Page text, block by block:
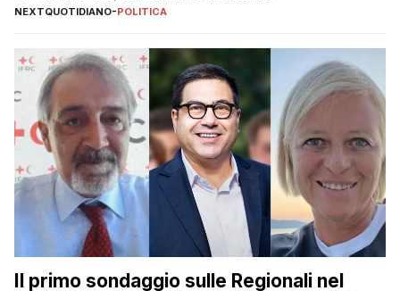
NEXTQUOTIDIANO-POLITICA
Il primo sondaggio sulle Regionali nel